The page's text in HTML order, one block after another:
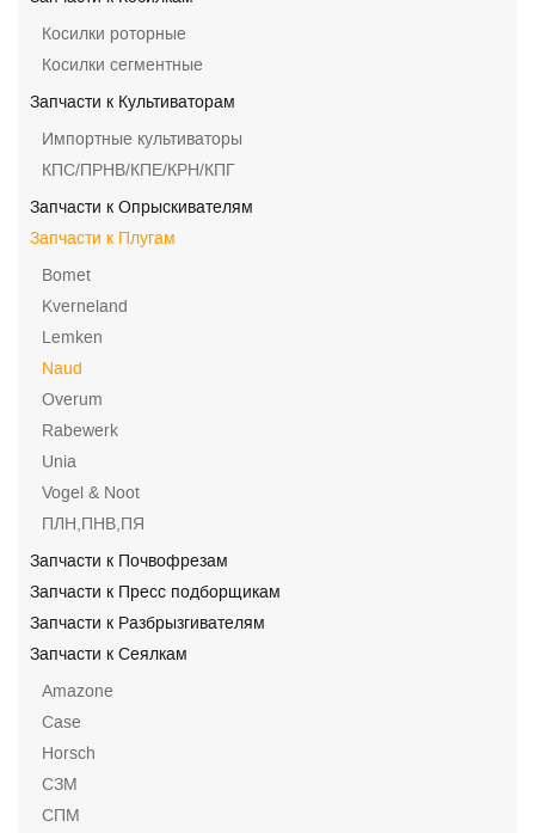
Косилки роторные
Косилки сегментные
Запчасти к Культиваторам
Импортные культиваторы
КПС/ПРНВ/КПЕ/КРН/КПГ
Запчасти к Опрыскивателям
Запчасти к Плугам
Bomet
Kverneland
Lemken
Naud
Overum
Rabewerk
Unia
Vogel & Noot
ПЛН,ПНВ,ПЯ
Запчасти к Почвофрезам
Запчасти к Пресс подборщикам
Запчасти к Разбрызгивателям
Запчасти к Сеялкам
Amazone
Case
Horsch
СЗМ
СПМ